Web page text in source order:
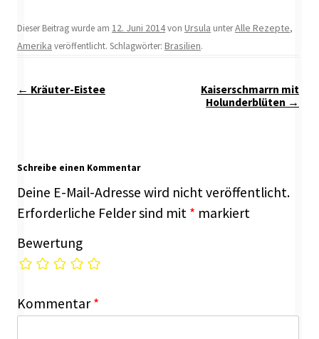
Dieser Beitrag wurde am 12. Juni 2014von Ursula unterAlle Rezepte,
Amerika veröffentlicht. Schlagwörter: Brasilien.
Beitragsnavigation
← Kräuter-Eistee
Kaiserschmarrn mit
Holunderblüten →
Schreibe einen Kommentar
Deine E-Mail-Adresse wird nicht veröffentlicht.
Erforderliche Felder sind mit * markiert
Bewertung
Kommentar*